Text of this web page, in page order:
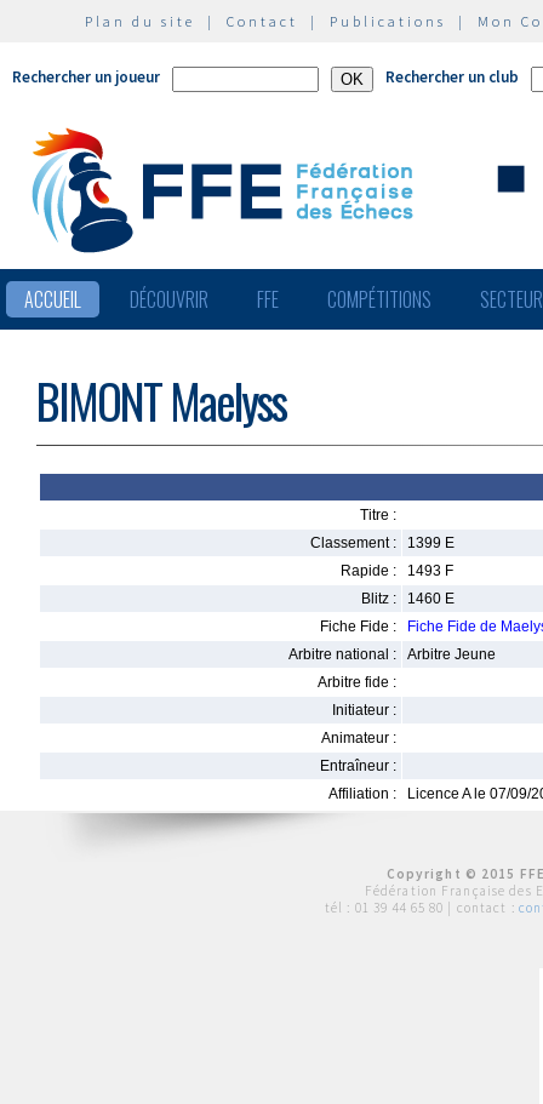
Plan du site | Contact | Publications | Mon
Rechercher un joueur Rechercher un club
ACCUEIL DÉCOUVRIR FFE COMPÉTITIONS
BIMONT Maelyss
Titre :
Classement :
1399 E
Rapide :
1493 F
Blitz :
1460 E
Fiche Fide :
Fiche Fide de
Arbitre national :
Arbitre Jeune
Arbitre fide :
Initiateur :
Animateur :
Entraîneur :
Affiliation :
Licence A le 07/09/
Copyright © 2015
Fédération Française des
tél : 01 39 44 65 80 | contact :